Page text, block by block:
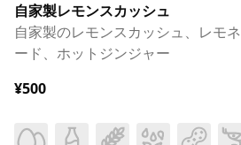
自家製レモンスカッシュ
自家製のレモンスカッシュ、レモネ
ード、ホットジンジャー
¥500